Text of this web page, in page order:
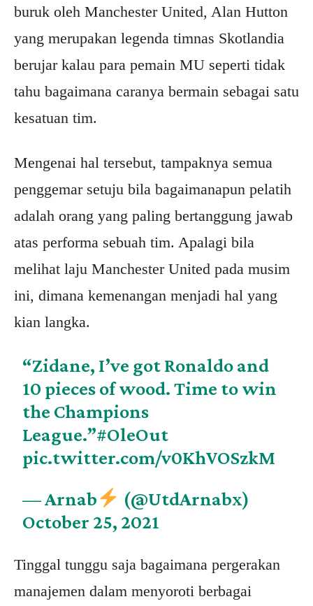
buruk oleh Manchester United, Alan Hutton
yang merupakan legenda timnas Skotlandia
berujar kalau para pemain MU seperti tidak
tahu bagaimana caranya bermain sebagai satu
kesatuan tim.
Mengenai hal tersebut, tampaknya semua
penggemar setuju bila bagaimanapun pelatih
adalah orang yang paling bertanggung jawab
atas performa sebuah tim. Apalagi bila
melihat laju Manchester United pada musim
ini, dimana kemenangan menjadi hal yang
kian langka.
“Zidane, I’ve got Ronaldo and
10 pieces of wood. Time to win
the Champions
League.”#OleOut
pic.twitter.com/v0KhVOSzkM
— Arnab
(@UtdArnabx)
October 25, 2021
Tinggal tunggu saja bagaimana pergerakan
manajemen dalam menyoroti berbagai